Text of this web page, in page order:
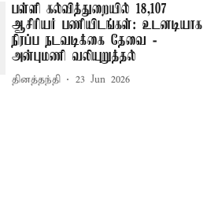
பள்ளி கல்வித்துறையில் 18,107
ஆசிரியர் பணியிடங்கள்: உடனடியாக
நிரப்ப நடவடிக்கை தேவை -
அன்புமணி வலியுறுத்தல்
தினத்தந்தி 23 Jun 2026